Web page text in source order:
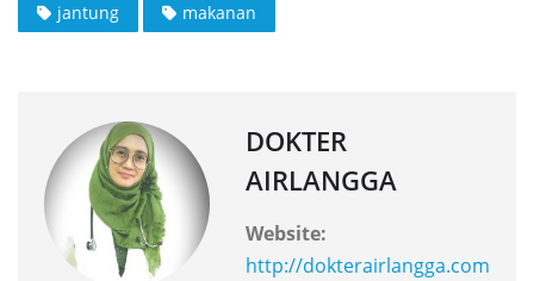
jantung makanan
DOKTER
AIRLANGGA
Website:
http://dokterairlangga.com